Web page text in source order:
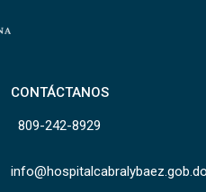
CONTÁCTANOS
809-242-8929